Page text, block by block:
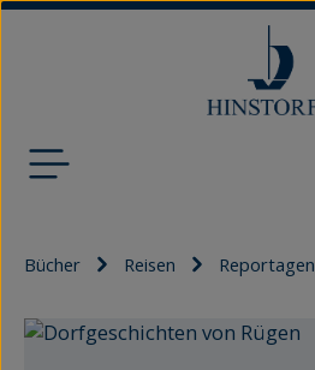
Bücher Reisen Reportagen
Bildergalerie überspringen